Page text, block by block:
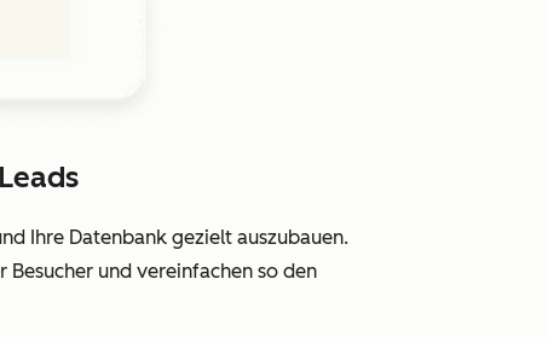
Ihre Datenbank gezielt auszubauen.
und vereinfachen so den